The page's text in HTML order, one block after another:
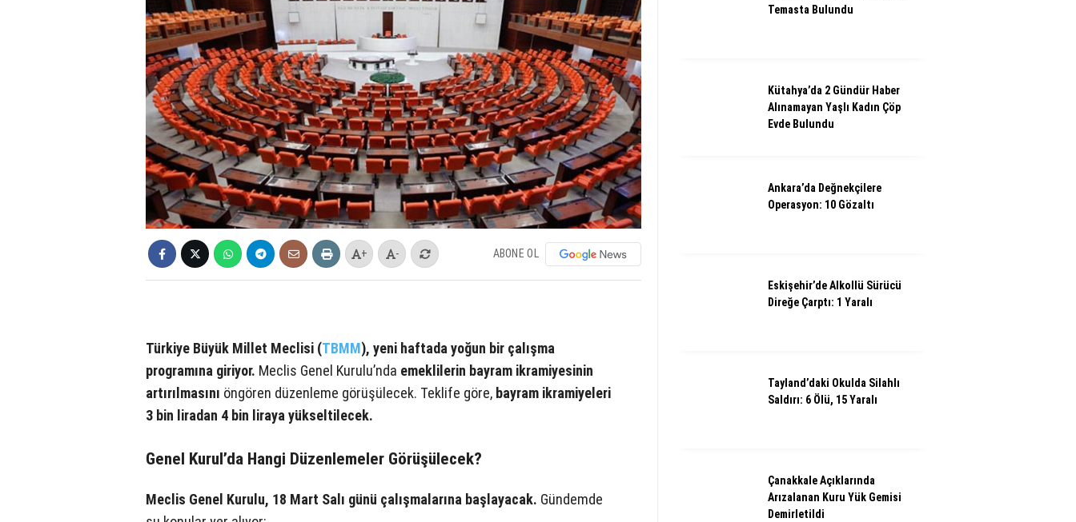
+ - ABONE OL
Türkiye Büyük Millet Meclisi (TBMM), yeni haftada yoğun bir çalışma
programına giriyor. Meclis Genel Kurulu’nda emeklilerin bayram ikramiyesinin
artırılmasını öngören düzenleme görüşülecek. Teklife göre, bayram ikramiyeleri
3 bin liradan 4 bin liraya yükseltilecek.
Genel Kurul’da Hangi Düzenlemeler Görüşülecek?
Meclis Genel Kurulu, 18 Mart Salı günü çalışmalarına başlayacak. Gündemde
Temasta Bulundu
Kütahya’da 2 Gündür Haber
Alınamayan Yaşlı Kadın Çöp
Evde Bulundu
Ankara’da Değnekçilere
Operasyon: 10 Gözaltı
Eskişehir’de Alkollü Sürücü
Direğe Çarptı: 1 Yaralı
Tayland’daki Okulda Silahlı
Saldırı: 6 Ölü, 15 Yaralı
Çanakkale Açıklarında
Arızalanan Kuru Yük Gemisi
Demirletildi